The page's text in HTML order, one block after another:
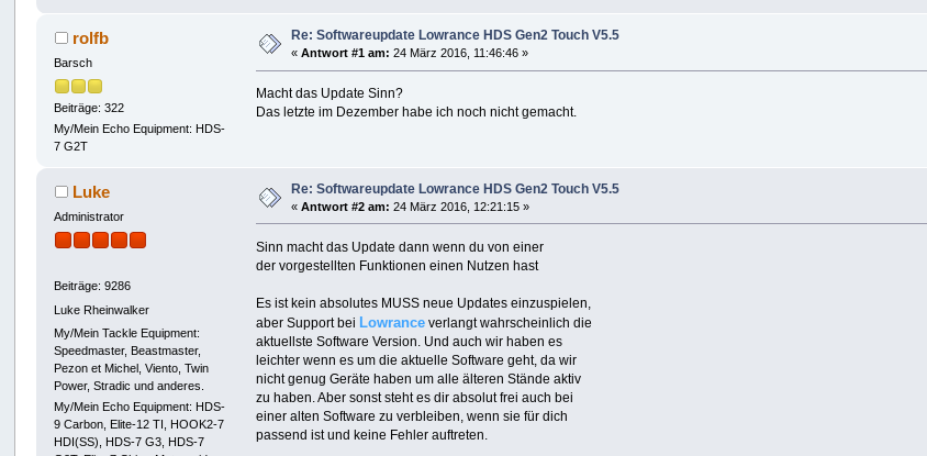
rolfb
Barsch
Beiträge: 322
My/Mein Echo Equipment: HDS-
7 G2T
Re: Softwareupdate Lowrance HDS Gen2 Touch V5.5
«Antwort #1 am: 24 März 2016, 11:46:46 »
Macht das Update Sinn?
Das letzte im Dezember habe ich noch nicht gemacht.
Luke
Administrator
Beiträge: 9286
Luke Rheinwalker
My/Mein Tackle Equipment:
Speedmaster, Beastmaster,
Pezon et Michel, Viento, Twin
Power, Stradic und anderes.
My/Mein Echo Equipment: HDS-
9 Carbon, Elite-12 TI, HOOK2-7
HDI(SS), HDS-7 G3, HDS-7
Re: Softwareupdate Lowrance HDS Gen2 Touch V5.5
«Antwort #2 am: 24 März 2016, 12:21:15 »
Sinn macht das Update dann wenn du von einer
der vorgestellten Funktionen einen Nutzen hast
Es ist kein absolutes MUSS neue Updates einzuspielen,
aber Support bei Lowrance verlangt wahrscheinlich die
aktuellste Software Version. Und auch wir haben es
leichter wenn es um die aktuelle Software geht, da wir
nicht genug Geräte haben um alle älteren Stände aktiv
zu haben. Aber sonst steht es dir absolut frei auch bei
einer alten Software zu verbleiben, wenn sie für dich
passend ist und keine Fehler auftreten.